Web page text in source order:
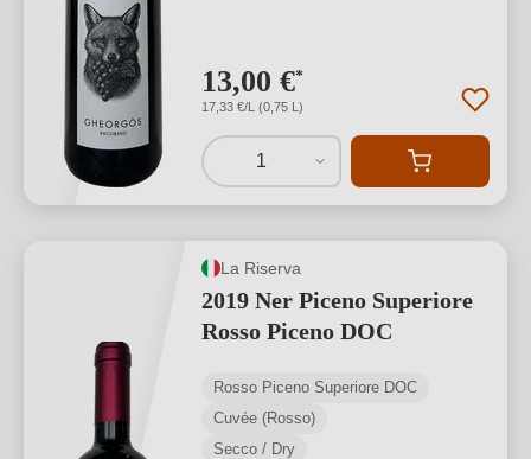
13,00 €*
17,33 €/L (0,75 L)
1
La Riserva
2019 Ner Piceno Superiore
Rosso Piceno DOC
Rosso Piceno Superiore DOC
Cuvée (Rosso)
Secco / Dry